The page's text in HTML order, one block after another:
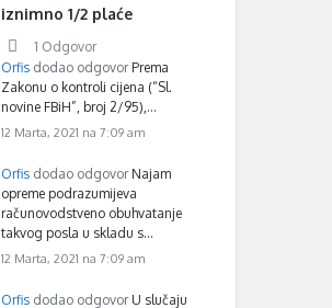
iznimno 1/2 plaće
1 Odgovor
Orfis dodao odgovor Prema
Zakonu o kontroli cijena (“Sl.
novine FBiH”, broj 2/95),…
12 Marta, 2021 na 7:09 am
Orfis dodao odgovor Najam
opreme podrazumijeva
računovodstveno obuhvatanje
takvog posla u skladu s…
12 Marta, 2021 na 7:09 am
Orfis dodao odgovor U slučaju